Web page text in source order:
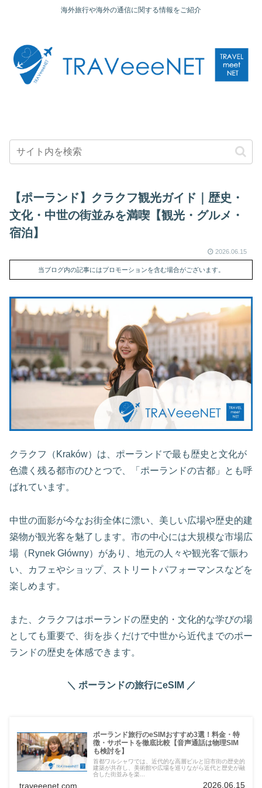
海外旅行や海外の通信に関する情報をご紹介
【ポーランド】クラクフ観光ガイド｜歴史・
文化・中世の街並みを満喫【観光・グルメ・
宿泊】
2026.06.15
当ブログ内の記事にはプロモーションを含む場合がございます。
クラクフ（Kraków）は、ポーランドで最も歴史と文化が
色濃く残る都市のひとつで、「ポーランドの古都」とも呼
ばれています。
中世の面影が今なお街全体に漂い、美しい広場や歴史的建
築物が観光客を魅了します。市の中心には大規模な市場広
場（Rynek Główny）があり、地元の人々や観光客で賑わ
い、カフェやショップ、ストリートパフォーマンスなどを
楽しめます。
また、クラクフはポーランドの歴史的・文化的な学びの場
としても重要で、街を歩くだけで中世から近代までのポー
ランドの歴史を体感できます。
＼ ポーランドの旅行にeSIM ／
ポーランド旅行のeSIMおすすめ3選！料金・特
徴・サポートを徹底比較【音声通話は物理SIM
も検討を】
首都ワルシャワでは、近代的な高層ビルと旧市街の歴史的
建築が共存し、美術館や広場を巡りながら近代と歴史が融
合した街並みを楽...
traveeenet.com 2026.06.15